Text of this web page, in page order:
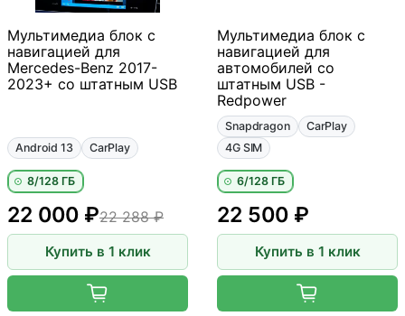
Мультимедиа блок с
навигацией для
Mercedes-Benz 2017-
2023+ со штатным USB
Android 13 CarPlay
8/128 ГБ
22 288 ₽
22 000 ₽
Купить в 1 клик
Мультимедиа блок с
навигацией для
автомобилей со
штатным USB -
Redpower
Snapdragon
CarPlay
4G SIM
6/128 ГБ
22 500 ₽
Купить в 1 клик